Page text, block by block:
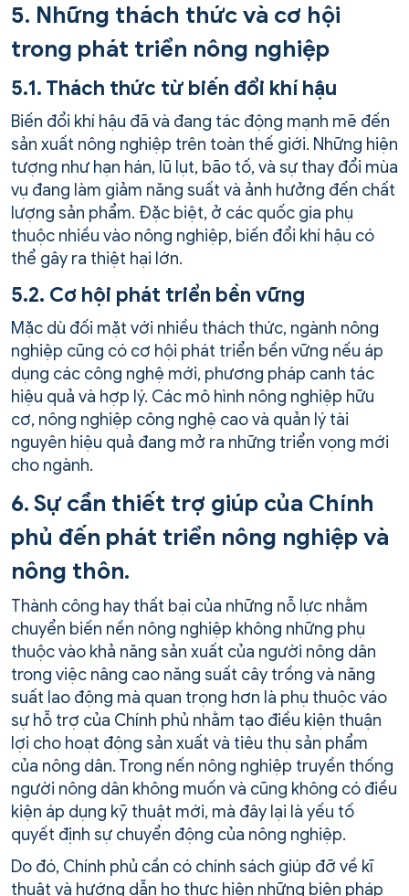
5. Những thách thức và cơ hội
trong phát triển nông nghiệp
5.1. Thách thức từ biến đổi khí hậu
Biến đổi khí hậu đã và đang tác động mạnh mẽ đến
sản xuất nông nghiệp trên toàn thế giới. Những hiện
tượng như hạn hán, lũ lụt, bão tố, và sự thay đổi mùa
vụ đang làm giảm năng suất và ảnh hưởng đến chất
lượng sản phẩm. Đặc biệt, ở các quốc gia phụ
thuộc nhiều vào nông nghiệp, biến đổi khí hậu có
thể gây ra thiệt hại lớn.
5.2. Cơ hội phát triển bền vững
Mặc dù đối mặt với nhiều thách thức, ngành nông
nghiệp cũng có cơ hội phát triển bền vững nếu áp
dụng các công nghệ mới, phương pháp canh tác
hiệu quả và hợp lý. Các mô hình nông nghiệp hữu
cơ, nông nghiệp công nghệ cao và quản lý tài
nguyên hiệu quả đang mở ra những triển vọng mới
cho ngành.
6. Sự cần thiết trợ giúp của Chính
phủ đến phát triển nông nghiệp và
nông thôn.
Thành công hay thất bại của những nỗ lực nhằm
chuyển biến nền nông nghiệp không những phụ
thuộc vào khả năng sản xuất của người nông dân
trong việc nâng cao năng suất cây trồng và năng
suất lao động mà quan trọng hơn là phụ thuộc váo
sự hỗ trợ của Chính phủ nhằm tạo điều kiện thuận
lợi cho hoạt động sản xuất và tiêu thụ sản phẩm
của nông dân. Trong nến nông nghiệp truyền thống
người nông dân không muốn và cũng không có điều
kiện áp dụng kỹ thuật mới, mà đây lại là yếu tố
quyết định sự chuyển động của nông nghiệp.
Do đó, Chính phủ cần có chính sách giúp đỡ về kĩ
thuật và hướng dẫn họ thực hiện những biện pháp